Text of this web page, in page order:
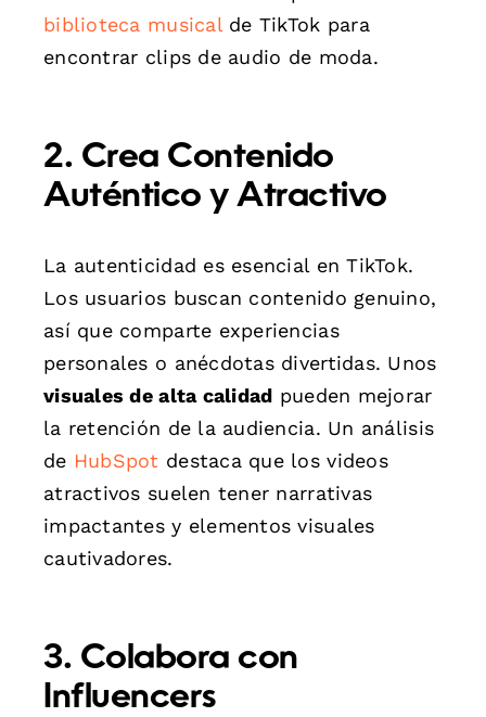
biblioteca musicalde TikTok para
encontrar clips de audio de moda.
2. Crea Contenido
Auténtico y Atractivo
La autenticidad es esencial en TikTok.
Los usuarios buscan contenido genuino,
así que comparte experiencias
personales o anécdotas divertidas. Unos
visuales de alta calidad pueden mejorar
la retención de la audiencia. Un análisis
de HubSpot destaca que los videos
atractivos suelen tener narrativas
impactantes y elementos visuales
cautivadores.
3. Colabora con
Influencers